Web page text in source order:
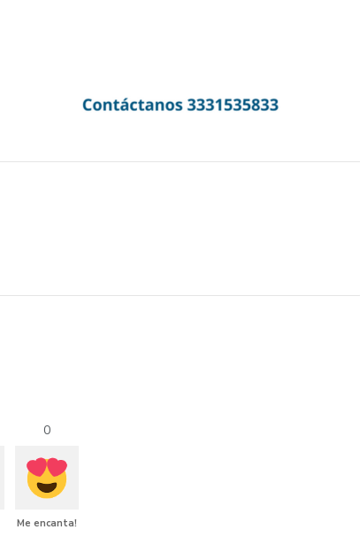
0
Me encanta!